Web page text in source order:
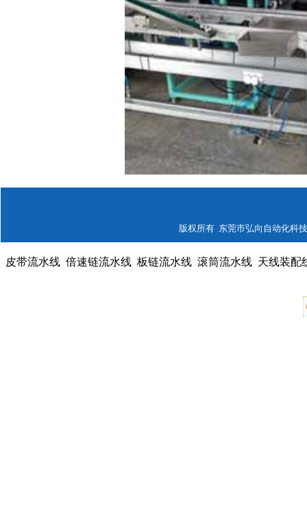
版权所有 东莞市弘向自动化科
皮带流水线 倍速链流水线 板链流水线 滚筒流水线 天线装配